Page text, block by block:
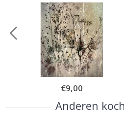
Special
Price
€9,00
Anderen